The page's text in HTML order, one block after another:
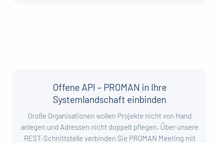
Offene API – PROMAN in Ihre
Systemlandschaft einbinden
Große Organisationen wollen Projekte nicht von Hand
anlegen und Adressen nicht doppelt pflegen. Über unsere
REST-Schnittstelle verbinden Sie PROMAN Meeting mit